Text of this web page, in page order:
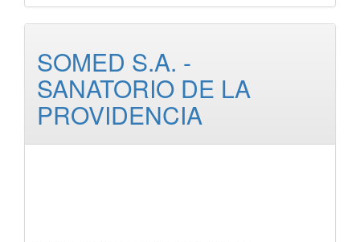
SOMED S.A. -
SANATORIO DE LA
PROVIDENCIA